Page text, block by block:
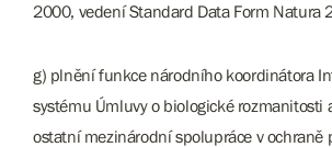
2000, vedení Standard Data Form Natura
g) plnění funkce národního koordinátora
systému Úmluvy o biologické rozmanitosti
ostatní mezinárodní spolupráce v ochraně